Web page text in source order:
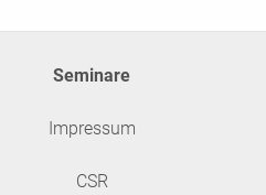
Seminare
Impressum
CSR